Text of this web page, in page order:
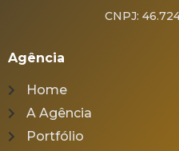
CNPJ:
Agência
Home
A Agência
Portfólio